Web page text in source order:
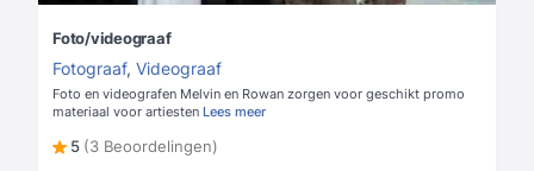
Foto/videograaf
Fotograaf, Videograaf
Foto en videografen Melvin en Rowan zorgen voor geschikt promo
materiaal voor artiesten Lees meer
5 (3 Beoordelingen)